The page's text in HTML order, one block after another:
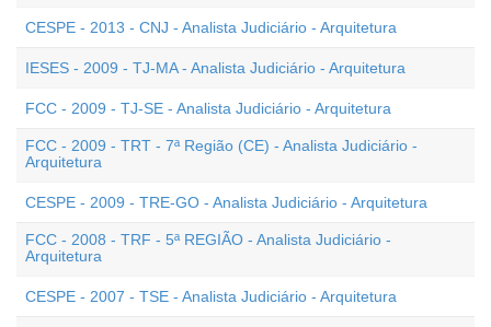
CESPE - 2013 - CNJ - Analista Judiciário - Arquitetura
IESES - 2009 - TJ-MA - Analista Judiciário - Arquitetura
FCC - 2009 - TJ-SE - Analista Judiciário - Arquitetura
FCC - 2009 - TRT - 7ª Região (CE) - Analista Judiciário -
Arquitetura
CESPE - 2009 - TRE-GO - Analista Judiciário - Arquitetura
FCC - 2008 - TRF - 5ª REGIÃO - Analista Judiciário -
Arquitetura
CESPE - 2007 - TSE - Analista Judiciário - Arquitetura